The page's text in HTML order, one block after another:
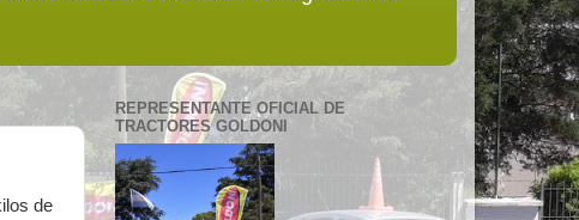
de
REPRESENTANTE OFICIAL DE
TRACTORES GOLDONI